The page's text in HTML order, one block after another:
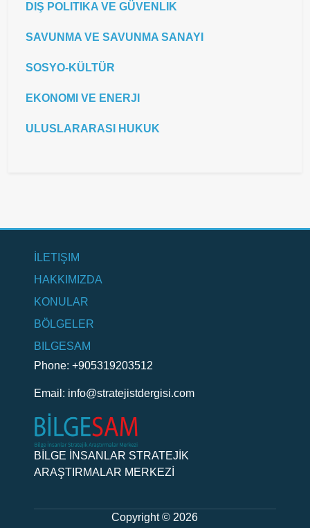
DIŞ POLITIKA VE GÜVENLIK
SAVUNMA VE SAVUNMA SANAYI
SOSYO-KÜLTÜR
EKONOMI VE ENERJI
ULUSLARARASI HUKUK
İLETIŞIM
HAKKIMIZDA
KONULAR
BÖLGELER
BILGESAM
Phone: +905319203512
Email: info@stratejistdergisi.com
BİLGE İNSANLAR STRATEJİK
ARAŞTIRMALAR MERKEZİ
Copyright © 2026